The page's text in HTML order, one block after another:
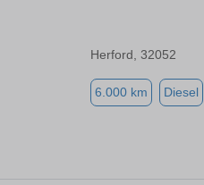
Herford, 32052
6.000 km Diesel